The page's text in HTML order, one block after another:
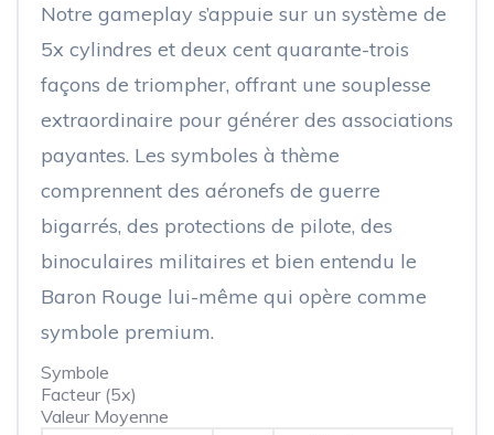
Notre gameplay s’appuie sur un système de
5x cylindres et deux cent quarante-trois
façons de triompher, offrant une souplesse
extraordinaire pour générer des associations
payantes. Les symboles à thème
comprennent des aéronefs de guerre
bigarrés, des protections de pilote, des
binoculaires militaires et bien entendu le
Baron Rouge lui-même qui opère comme
symbole premium.
Symbole
Facteur (5x)
Valeur Moyenne